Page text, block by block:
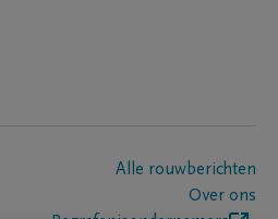
Alle rouwberichten
Over ons